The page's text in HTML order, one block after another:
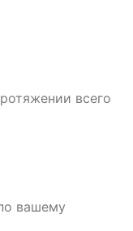
всего
вашему